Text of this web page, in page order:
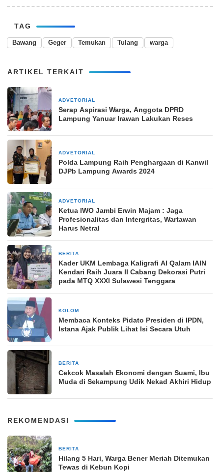
TAG
Bawang Geger Temukan Tulang warga
ARTIKEL TERKAIT
ADVETORIAL
Serap Aspirasi Warga, Anggota DPRD
Lampung Yanuar Irawan Lakukan Reses
ADVETORIAL
Polda Lampung Raih Penghargaan di Kanwil
DJPb Lampung Awards 2024
ADVETORIAL
Ketua IWO Jambi Erwin Majam : Jaga
Profesionalitas dan Intergritas, Wartawan
Harus Netral
BERITA
Kader UKM Lembaga Kaligrafi Al Qalam IAIN
Kendari Raih Juara II Cabang Dekorasi Putri
pada MTQ XXXI Sulawesi Tenggara
KOLOM
Membaca Konteks Pidato Presiden di IPDN,
Istana Ajak Publik Lihat Isi Secara Utuh
BERITA
Cekcok Masalah Ekonomi dengan Suami, Ibu
Muda di Sekampung Udik Nekad Akhiri Hidup
REKOMENDASI
BERITA
Hilang 5 Hari, Warga Bener Meriah Ditemukan
Tewas di Kebun Kopi